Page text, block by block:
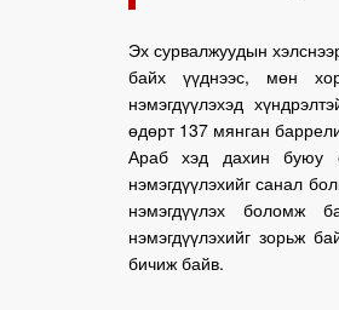
Эх сурвалжуудын
байх үүднээс, мөн
нэмэгдүүлэхэд
өдөрт 137 мянган
Араб хэд дахин буюу
нэмэгдүүлэхийг санал
нэмэгдүүлэх боломж
нэмэгдүүлэхийг зорьж
бичиж байв.